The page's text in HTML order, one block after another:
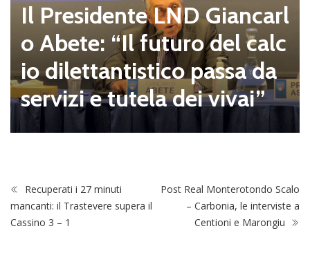
Il Presidente LND Giancarl
o Abete: “Il futuro del calc
io dilettantistico passa da
servizi e tutela dei vivai”
Recuperati i 27 minuti
mancanti: il Trastevere supera il
Cassino 3 – 1
Post Real Monterotondo Scalo
– Carbonia, le interviste a
Centioni e Marongiu